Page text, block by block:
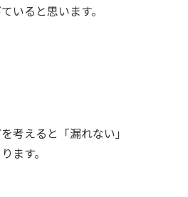
いると思います。
考えると「漏れない」
ます。